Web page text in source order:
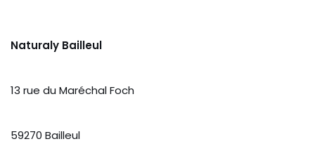
Naturaly Bailleul
13 rue du Maréchal Foch
59270 Bailleul